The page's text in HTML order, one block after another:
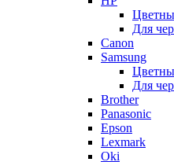
Для
Canon
Samsung
Для
Brother
Panasonic
Epson
Lexmark
Oki